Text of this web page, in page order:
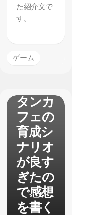
た紹介文で
す。
ゲーム
【ウマ
タンカ
フェの
育成シ
ナリオ
が良す
ぎたの
で感想
を書く